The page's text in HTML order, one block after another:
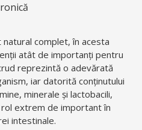
complet, în acesta
atât de importanți pentru
reprezintă o adevărată
iar datorită conţinutului
minerale şi lactobacili,
extrem de important în
intestinale.